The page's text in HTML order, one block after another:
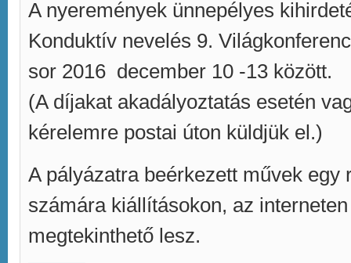
A nyeremények ünnepélyes
Konduktív nevelés 9.
sor 2016 december 10 -13 között.
(A díjakat akadályoztatás esetén
kérelemre postai úton küldjük el.)
A pályázatra beérkezett művek egy
számára kiállításokon, az
megtekinthető lesz.